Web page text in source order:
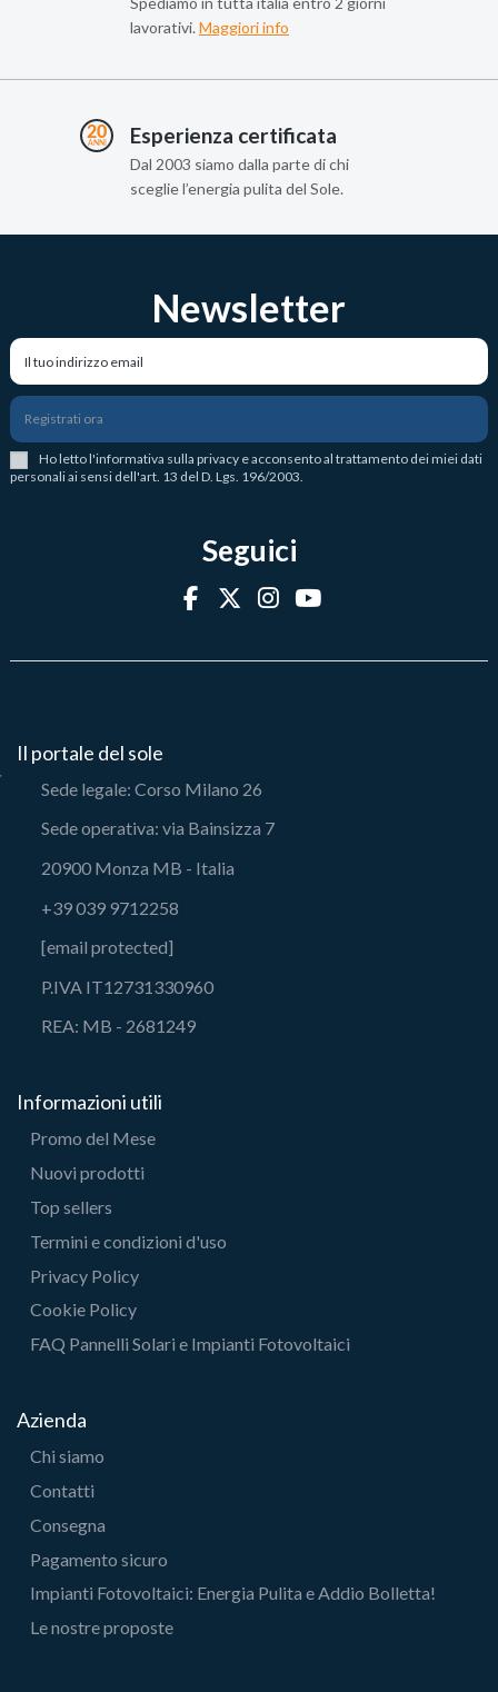
lavorativi. Maggiori info
Esperienza certificata
Dal 2003 siamo dalla parte di chi
sceglie l’energia pulita del Sole.
Newsletter
Registrati ora
Ho letto l'informativa sulla privacy e acconsento al trattamento dei miei dati
personali ai sensi dell'art. 13 del D. Lgs. 196/2003.
Seguici
Il portale del sole
Sede legale: Corso Milano 26
Sede operativa: via Bainsizza 7
20900 Monza MB - Italia
+39 039 9712258
[email protected]
P.IVA IT12731330960
REA: MB - 2681249
Informazioni utili
Promo del Mese
Nuovi prodotti
Top sellers
Termini e condizioni d'uso
Privacy Policy
Cookie Policy
FAQ Pannelli Solari e Impianti Fotovoltaici
Azienda
Chi siamo
Contatti
Consegna
Pagamento sicuro
Impianti Fotovoltaici: Energia Pulita e Addio Bolletta!
Le nostre proposte